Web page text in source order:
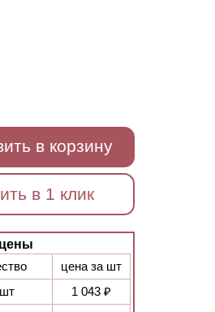
в корзину
в 1 клик
цена за шт
1 043 ₽